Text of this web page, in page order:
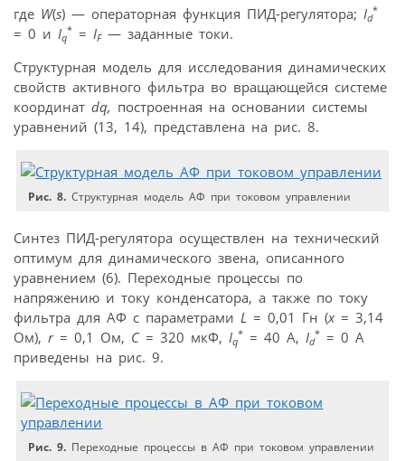
где W(s) — операторная функция ПИД-регулятора; Id
*
= 0 и Iq
* = IF— заданные токи.
Структурная модель для исследования динамических
свойств активного фильтра во вращающейся системе
координат dq, построенная на основании системы
уравнений (13, 14), представлена на рис. 8.
Рис. 8. Структурная модель АФ при токовом управлении
Синтез ПИД-регулятора осуществлен на технический
оптимум для динамического звена, описанного
уравнением (6). Переходные процессы по
напряжению и току конденсатора, а также по току
фильтра для АФ с параметрами L = 0,01 Гн (x= 3,14
Ом), r= 0,1 Ом, С= 320 мкФ, Iq
* = 40 А, Id
* = 0 А
приведены на рис. 9.
Рис. 9. Переходные процессы в АФ при токовом управлении